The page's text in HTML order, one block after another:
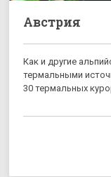
Австрия
Как и другие
термальными
30 термальных